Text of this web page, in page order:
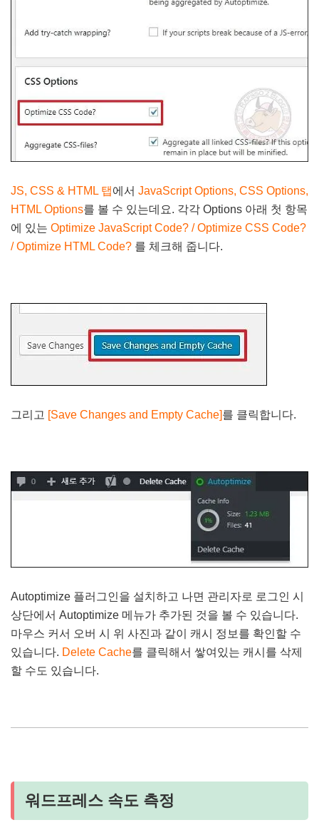
JS, CSS & HTML 탭에서 JavaScript Options, CSS Options,
HTML Options를 볼 수 있는데요. 각각 Options 아래 첫 항목
에 있는 Optimize JavaScript Code? / Optimize CSS Code?
/ Optimize HTML Code? 를 체크해 줍니다.
그리고 [Save Changes and Empty Cache]를 클릭합니다.
Autoptimize 플러그인을 설치하고 나면 관리자로 로그인 시
상단에서 Autoptimize 메뉴가 추가된 것을 볼 수 있습니다.
마우스 커서 오버 시 위 사진과 같이 캐시 정보를 확인할 수
있습니다. Delete Cache를 클릭해서 쌓여있는 캐시를 삭제
할 수도 있습니다.
워드프레스 속도 측정